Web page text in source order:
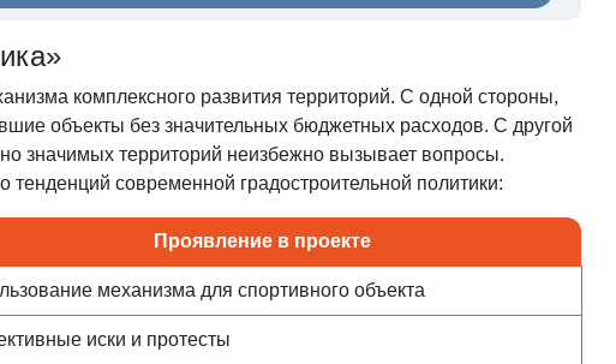
комплексного развития территорий. С одной стороны,
объекты без значительных бюджетных расходов. С другой
значимых территорий неизбежно вызывает вопросы.
тенденций современной градостроительной политики:
Проявление в проекте
механизма для спортивного объекта
иски и протесты